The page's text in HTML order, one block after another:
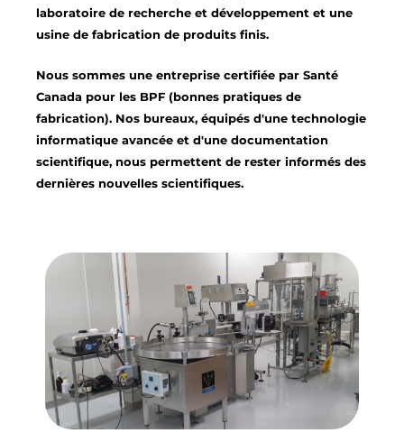
laboratoire de recherche et développement et une
usine de fabrication de produits finis.
Nous sommes une entreprise certifiée par Santé
Canada pour les BPF (bonnes pratiques de
fabrication). Nos bureaux, équipés d'une technologie
informatique avancée et d'une documentation
scientifique, nous permettent de rester informés des
dernières nouvelles scientifiques.